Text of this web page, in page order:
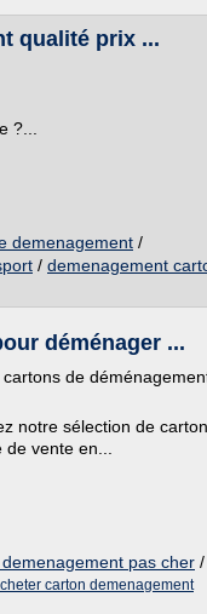
qualité prix ...
?...
demenagement /
/ demenagement
déménager ...
de
notre sélection de
vente en...
pas cher /
carton demenagement